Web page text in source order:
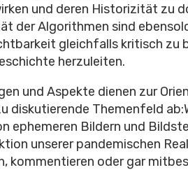
und deren Historizität zu
der Algorithmen sind
gleichfalls kritisch zu
herzuleiten.
und Aspekte dienen zur
diskutierende Themenfeld
ephemeren Bildern und
unserer pandemischen
kommentieren oder gar